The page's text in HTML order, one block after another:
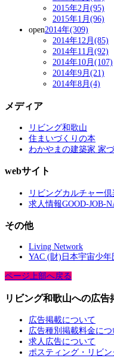
2015年2月(95)
2015年1月(96)
open2014年(309)
2014年12月(85)
2014年11月(92)
2014年10月(107)
2014年9月(21)
2014年8月(4)
メディア
リビング和歌山
住まいづくりの本
わかやまの建築家 家
webサイト
リビングカルチャー
求人情報GOOD-JOB-
その他
Living Network
YAC (財)日本宇宙少年
ページ上部へ戻る
リビング和歌山への広告
広告掲載について
広告種別掲載料金につ
求人広告について
ポスティング・リビ